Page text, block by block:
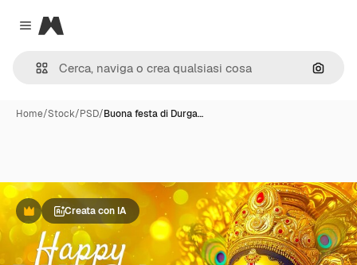
Close menu
Magnific
Cerca
Home/Stock/PSD/Buona festa di Durga…
PremiumCreata con IA